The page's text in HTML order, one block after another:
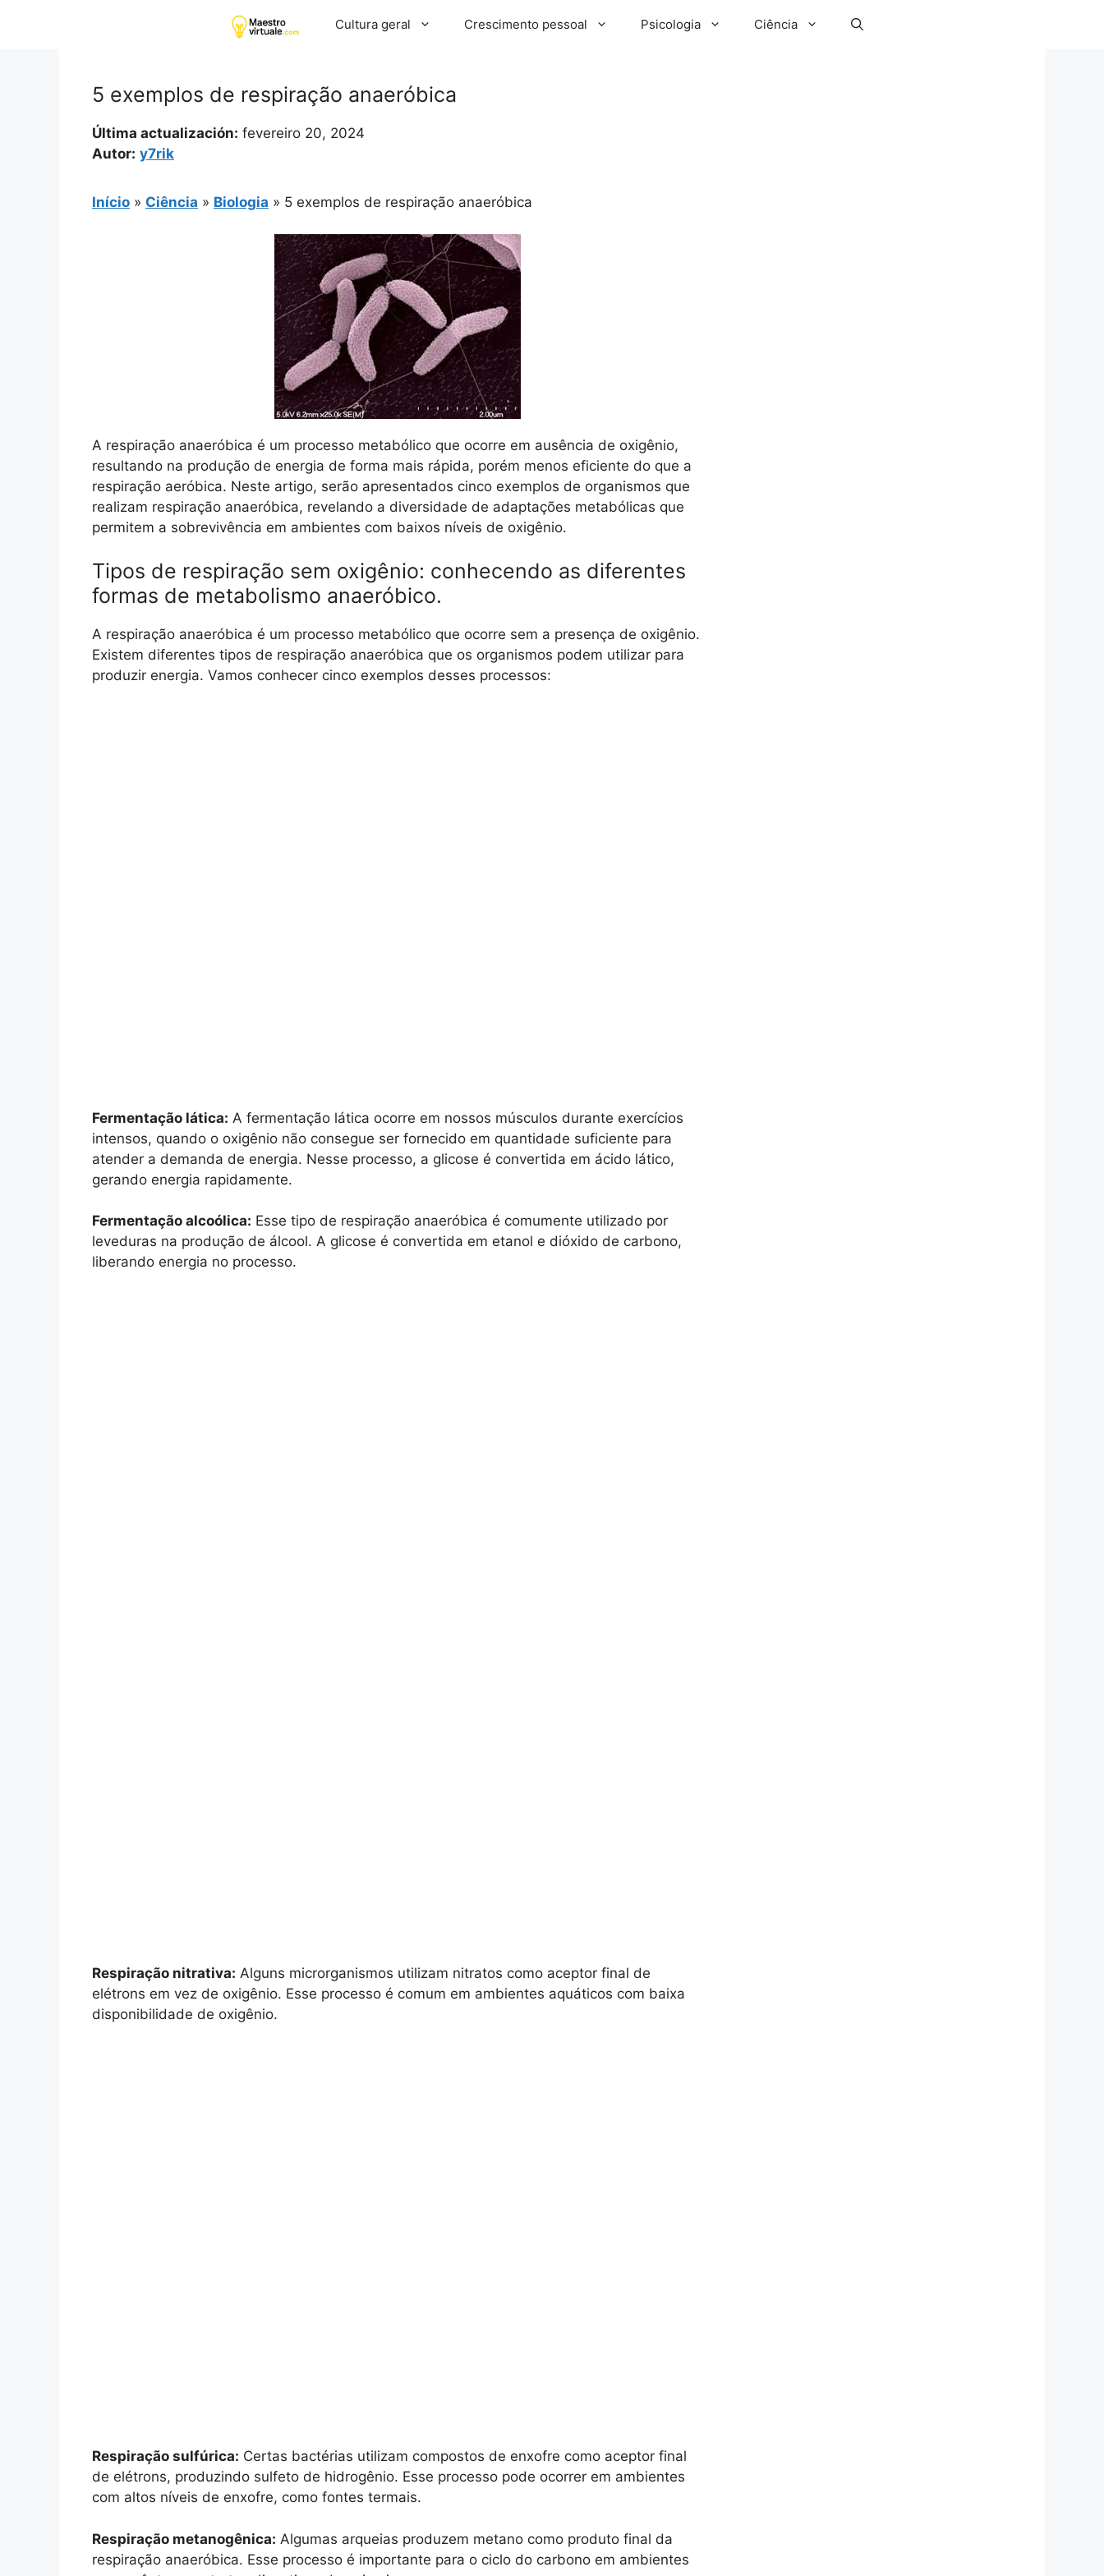
Cultura geral Crescimento pessoal Psicologia Ciência
5 exemplos de respiração anaeróbica
Última actualización: fevereiro 20, 2024
Autor: y7rik
Início » Ciência » Biologia » 5 exemplos de respiração anaeróbica
A respiração anaeróbica é um processo metabólico que ocorre em ausência de oxigênio,
resultando na produção de energia de forma mais rápida, porém menos eficiente do que a
respiração aeróbica. Neste artigo, serão apresentados cinco exemplos de organismos que
realizam respiração anaeróbica, revelando a diversidade de adaptações metabólicas que
permitem a sobrevivência em ambientes com baixos níveis de oxigênio.
Tipos de respiração sem oxigênio: conhecendo as diferentes
formas de metabolismo anaeróbico.
A respiração anaeróbica é um processo metabólico que ocorre sem a presença de oxigênio.
Existem diferentes tipos de respiração anaeróbica que os organismos podem utilizar para
produzir energia. Vamos conhecer cinco exemplos desses processos:
Fermentação lática: A fermentação lática ocorre em nossos músculos durante exercícios
intensos, quando o oxigênio não consegue ser fornecido em quantidade suficiente para
atender a demanda de energia. Nesse processo, a glicose é convertida em ácido lático,
gerando energia rapidamente.
Fermentação alcoólica: Esse tipo de respiração anaeróbica é comumente utilizado por
leveduras na produção de álcool. A glicose é convertida em etanol e dióxido de carbono,
liberando energia no processo.
Respiração nitrativa: Alguns microrganismos utilizam nitratos como aceptor final de
elétrons em vez de oxigênio. Esse processo é comum em ambientes aquáticos com baixa
disponibilidade de oxigênio.
Respiração sulfúrica: Certas bactérias utilizam compostos de enxofre como aceptor final
de elétrons, produzindo sulfeto de hidrogênio. Esse processo pode ocorrer em ambientes
com altos níveis de enxofre, como fontes termais.
Respiração metanogênica: Algumas arqueias produzem metano como produto final da
respiração anaeróbica. Esse processo é importante para o ciclo do carbono em ambientes